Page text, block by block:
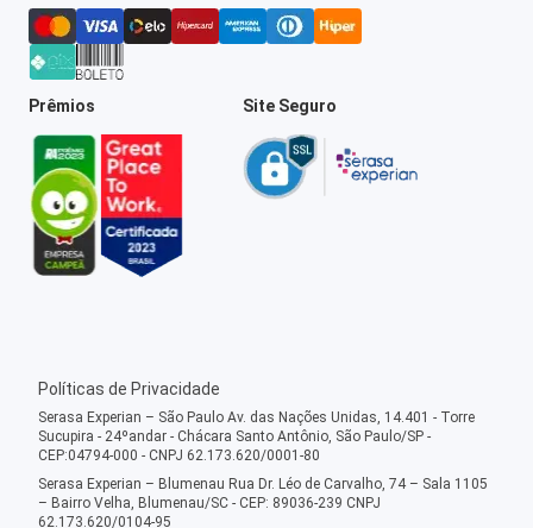
Prêmios Site Seguro
Políticas de Privacidade
Serasa Experian – São Paulo Av. das Nações Unidas, 14.401 - Torre
Sucupira - 24ºandar - Chácara Santo Antônio, São Paulo/SP -
CEP:04794-000 - CNPJ 62.173.620/0001-80
Serasa Experian – Blumenau Rua Dr. Léo de Carvalho, 74 – Sala 1105
– Bairro Velha, Blumenau/SC - CEP: 89036-239 CNPJ
62.173.620/0104-95